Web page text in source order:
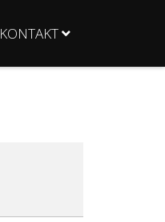
KONTAKT